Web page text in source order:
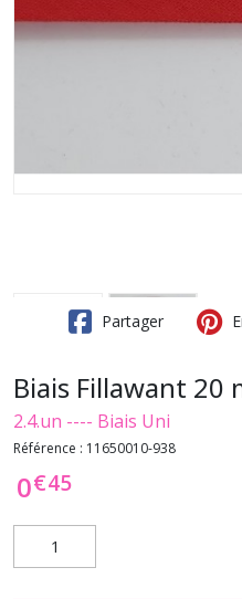
Partager
Biais Fillawant 20
2.4.un ---- Biais Uni
Référence : 11650010-938
0€45